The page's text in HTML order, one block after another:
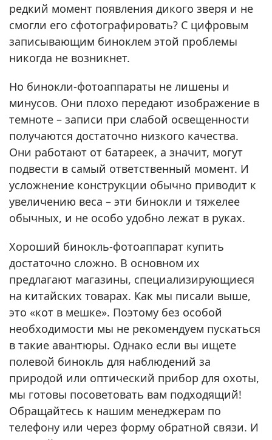
редкий момент появления дикого зверя и не
смогли его сфотографировать? С цифровым
записывающим биноклем этой проблемы
никогда не возникнет.
Но бинокли-фотоаппараты не лишены и
минусов. Они плохо передают изображение в
темноте – записи при слабой освещенности
получаются достаточно низкого качества.
Они работают от батареек, а значит, могут
подвести в самый ответственный момент. И
усложнение конструкции обычно приводит к
увеличению веса – эти бинокли и тяжелее
обычных, и не особо удобно лежат в руках.
Хороший бинокль-фотоаппарат купить
достаточно сложно. В основном их
предлагают магазины, специализирующиеся
на китайских товарах. Как мы писали выше,
это «кот в мешке». Поэтому без особой
необходимости мы не рекомендуем пускаться
в такие авантюры. Однако если вы ищете
полевой бинокль для наблюдений за
природой или оптический прибор для охоты,
мы готовы посоветовать вам подходящий!
Обращайтесь к нашим менеджерам по
телефону или через форму обратной связи. И